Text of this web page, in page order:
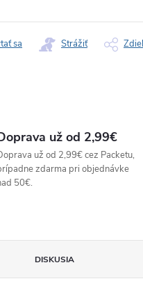
sa Strážiť
už od 2,99€
už od 2,99€ cez Packetu,
zdarma pri objednávke
50€.
DISKUSIA